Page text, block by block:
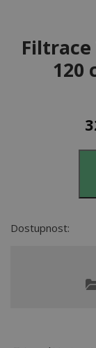
120
Dostupnost: